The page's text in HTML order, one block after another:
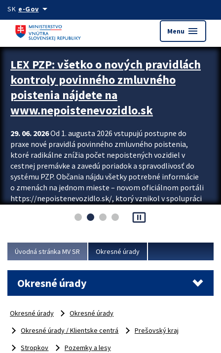
Preskocit na hlavný obsah
SK e-Govarrow_drop_down
Menu menu
Zastavit automatický posun upútavok
LEX PZP: všetko o nových pravidlách
kontroly povinného zmluvného
poistenia nájdete na
www.nepoistenevozidlo.sk
29. 06. 2026Od 1. augusta 2026 vstupujú postupne do
praxe nové pravidlá povinného zmluvného poistenia,
ktoré radikálne znížia počet nepoistených vozidiel v
cestnej premávke a zavedú poriadok a spravodlivosť do
systému PZP. Občania nájdu všetky potrebné informácie
o zmenách na jednom mieste – novom oficiálnom portáli
https://nepoistenevozidlo.sk/, ktorý vznikol v spolupráci
asociácie poisťovní (SLASPO) a Ministerstva vnútra SR.
Viac
pause_presentation
Úvodná stránka MV SR Okresné úrady
Okresné úrady
Okresné úrady
Okresné úrady
Okresné úrady / Klientske centrá
Prešovský kraj
Stropkov
Pozemky a lesy